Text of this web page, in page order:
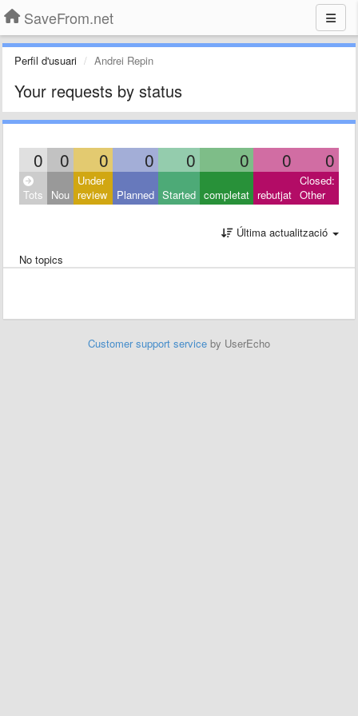
SaveFrom.net
Perfil d'usuari Andrei Repin
Your requests by status
0 0 0 0 0 0 0 0
Tots Nou
Under
review
Planned Started completat rebutjat
Closed:
Other
Última actualització
No topics
Customer support service by UserEcho